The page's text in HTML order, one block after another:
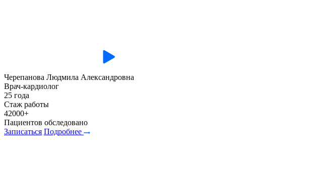
Черепанова Людмила Александровна
Врач-кардиолог
25 года
Стаж работы
42000+
Пациентов обследовано
Записаться Подробнее